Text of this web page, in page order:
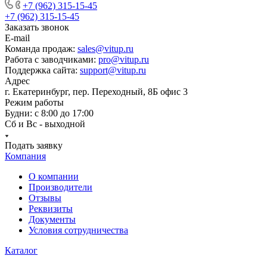
+7 (962) 315-15-45
+7 (962) 315-15-45
Заказать звонок
E-mail
Команда продаж: sales@vitup.ru
Работа с заводчиками: pro@vitup.ru
Поддержка сайта: support@vitup.ru
Адрес
г. Екатеринбург, пер. Переходный, 8Б офис 3
Режим работы
Будни: с 8:00 до 17:00
Сб и Вс - выходной
Подать заявку
Компания
О компании
Производители
Отзывы
Реквизиты
Документы
Условия сотрудничества
Каталог